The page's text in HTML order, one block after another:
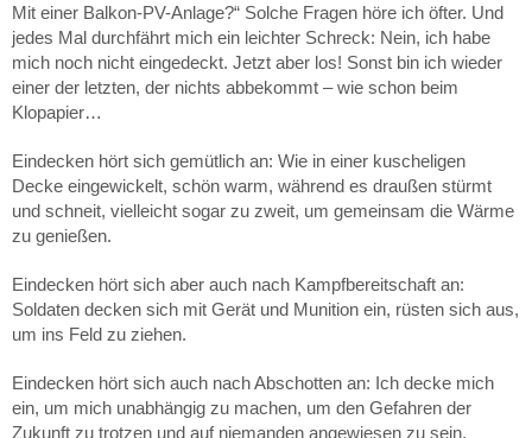
Mit einer Balkon-PV-Anlage?“ Solche Fragen höre ich öfter. Und
jedes Mal durchfährt mich ein leichter Schreck: Nein, ich habe
mich noch nicht eingedeckt. Jetzt aber los! Sonst bin ich wieder
einer der letzten, der nichts abbekommt – wie schon beim
Klopapier…
Eindecken hört sich gemütlich an: Wie in einer kuscheligen
Decke eingewickelt, schön warm, während es draußen stürmt
und schneit, vielleicht sogar zu zweit, um gemeinsam die Wärme
zu genießen.
Eindecken hört sich aber auch nach Kampfbereitschaft an:
Soldaten decken sich mit Gerät und Munition ein, rüsten sich aus,
um ins Feld zu ziehen.
Eindecken hört sich auch nach Abschotten an: Ich decke mich
ein, um mich unabhängig zu machen, um den Gefahren der
Zukunft zu trotzen und auf niemanden angewiesen zu sein.